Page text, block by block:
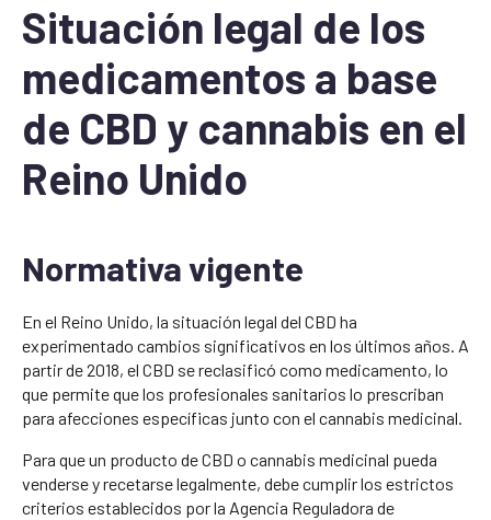
Situación legal de los
medicamentos a base
de CBD y cannabis en el
Reino Unido
Normativa vigente
En el Reino Unido, la situación legal del CBD ha
experimentado cambios significativos en los últimos años. A
partir de 2018, el CBD se reclasificó como medicamento, lo
que permite que los profesionales sanitarios lo prescriban
para afecciones específicas junto con el cannabis medicinal.
Para que un producto de CBD o cannabis medicinal pueda
venderse y recetarse legalmente, debe cumplir los estrictos
criterios establecidos por la Agencia Reguladora de